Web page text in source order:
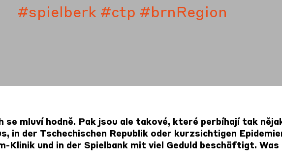
#spielberk #ctp #brnRegion
se mluví hodně. Pak jsou ale takové, které perbíhají tak
in der Tschechischen Republik oder kurzsichtigen
Klinik und in der Spielbank mit viel Geduld beschäftigt.